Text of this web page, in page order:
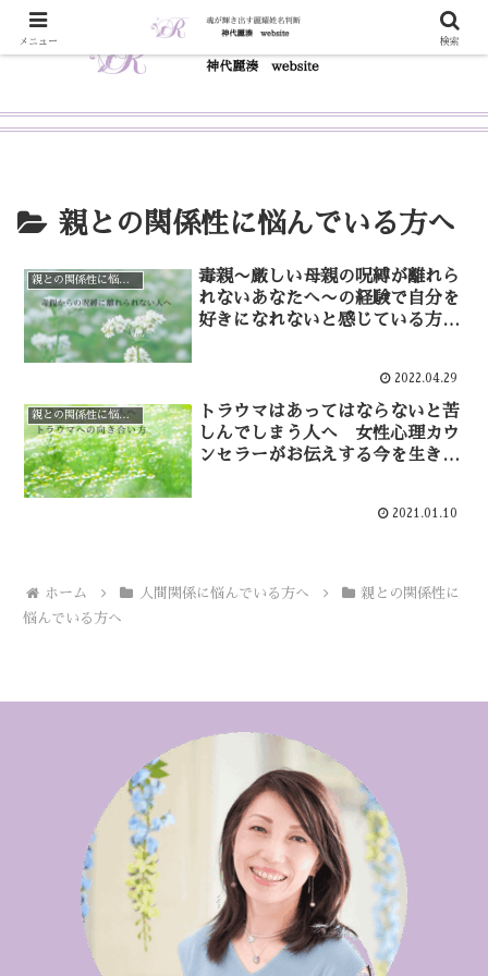
親との関係性に悩んでいる方へ
親との関係性に悩んでいる方へ
毒親〜厳しい母親の呪縛が離れら
れないあなたへ〜の経験で自分を
好きになれないと感じている方
2022.04.29
親との関係性に悩んでいる方へ
トラウマはあってはならないと苦
しんでしまう人へ 女性心理カウ
ンセラーがお伝えする今を生きる
2021.01.10
ホーム 人間関係に悩んでいる方へ
親との関係性に
悩んでいる方へ
メニュー 検索